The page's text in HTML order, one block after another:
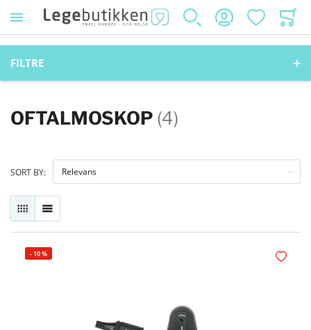
SØK KONTO ØNSKELISTE
OFTALMOSKOP (4)
SORT BY:
RUTENETT
LISTE
Legg i
-10%
FILTRE